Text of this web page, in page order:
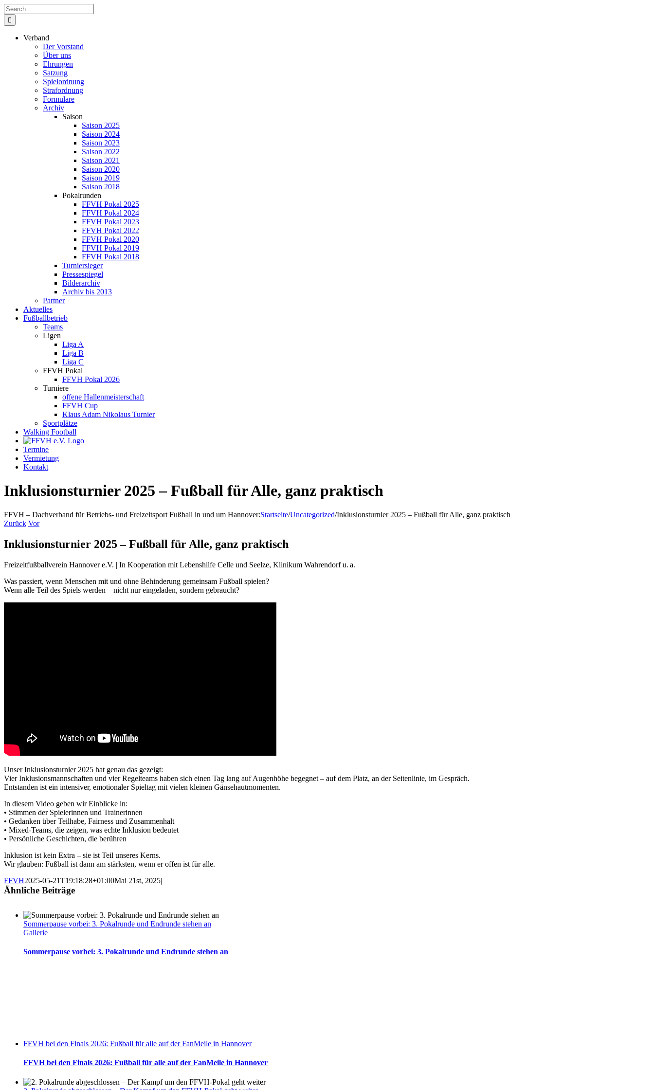
Zum
Inhalt
springen
Suche
nach:
Verband
Der Vorstand
Über uns
Ehrungen
Satzung
Spielordnung
Strafordnung
Formulare
Archiv
Saison
Saison 2025
Saison 2024
Saison 2023
Saison 2022
Saison 2021
Saison 2020
Saison 2019
Saison 2018
Pokalrunden
FFVH Pokal 2025
FFVH Pokal 2024
FFVH Pokal 2023
FFVH Pokal 2022
FFVH Pokal 2020
FFVH Pokal 2019
FFVH Pokal 2018
Turniersieger
Pressespiegel
Bilderarchiv
Archiv bis 2013
Partner
Aktuelles
Fußballbetrieb
Teams
Ligen
Liga A
Liga B
Liga C
FFVH Pokal
FFVH Pokal 2026
Turniere
offene Hallenmeisterschaft
FFVH Cup
Klaus Adam Nikolaus Turnier
Sportplätze
Walking Football
Termine
Vermietung
Kontakt
Inklusionsturnier 2025 – Fußball für Alle, ganz praktisch
FFVH – Dachverband für Betriebs- und Freizeitsport Fußball in und um Hannover:Startseite/Uncategorized/Inklusionsturnier 2025 – Fußball für Alle, ganz praktisch
Zurück Vor
Inklusionsturnier 2025 – Fußball für Alle, ganz praktisch
Freizeitfußballverein Hannover e.V. | In Kooperation mit Lebenshilfe Celle und Seelze, Klinikum Wahrendorf u. a.
Was passiert, wenn Menschen mit und ohne Behinderung gemeinsam Fußball spielen?
Wenn alle Teil des Spiels werden – nicht nur eingeladen, sondern gebraucht?
Unser Inklusionsturnier 2025 hat genau das gezeigt:
Vier Inklusionsmannschaften und vier Regelteams haben sich einen Tag lang auf Augenhöhe begegnet – auf dem Platz, an der Seitenlinie, im Gespräch.
Entstanden ist ein intensiver, emotionaler Spieltag mit vielen kleinen Gänsehautmomenten.
In diesem Video geben wir Einblicke in:
• Stimmen der Spielerinnen und Trainerinnen
• Gedanken über Teilhabe, Fairness und Zusammenhalt
• Mixed-Teams, die zeigen, was echte Inklusion bedeutet
• Persönliche Geschichten, die berühren
Inklusion ist kein Extra – sie ist Teil unseres Kerns.
Wir glauben: Fußball ist dann am stärksten, wenn er offen ist für alle.
FFVH2025-05-21T19:18:28+01:00Mai 21st, 2025|
Ähnliche Beiträge
Sommerpause vorbei: 3. Pokalrunde und Endrunde stehen an
Gallerie
Sommerpause vorbei: 3. Pokalrunde und Endrunde stehen an
FFVH bei den Finals 2026: Fußball für alle auf der FanMeile in Hannover
FFVH bei den Finals 2026: Fußball für alle auf der FanMeile in Hannover